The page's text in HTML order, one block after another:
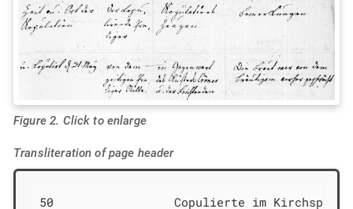
Figure 2. Click to enlarge
Transliteration of page header
50                 Copulierte im